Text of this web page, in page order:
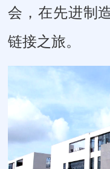
会，在先进制
链接之旅。